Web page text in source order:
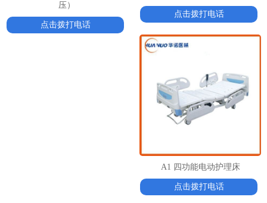
压）
点击拨打电话
点击拨打电话
A1 四功能电动护理床
点击拨打电话